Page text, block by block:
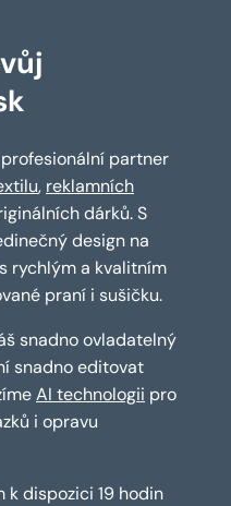
partner
, reklamních
dárků. S
design na
rychlým a kvalitním
praní i sušičku.
snadno ovladatelný
snadno editovat
AI technologii pro
i opravu
k dispozici 19 hodin